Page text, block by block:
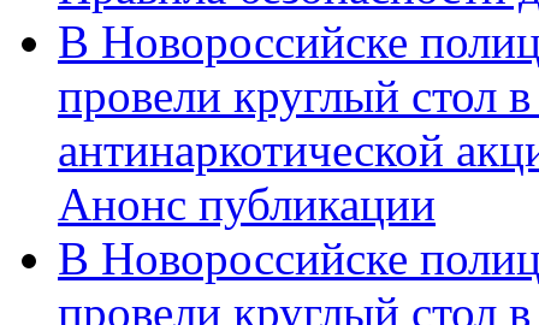
В Новороссийске
провели круглый стол
антинаркотической
Анонс публикации
В Новороссийске
провели круглый стол